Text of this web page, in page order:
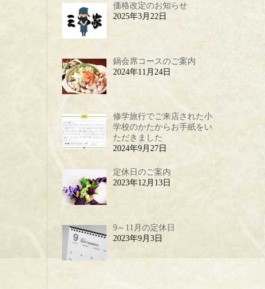
価格改定のお知らせ
2025年3月22日
鍋会席コースのご案内
2024年11月24日
修学旅行でご来店された小
学校のかたからお手紙をい
ただきました
2024年9月27日
定休日のご案内
2023年12月13日
9～11月の定休日
2023年9月3日